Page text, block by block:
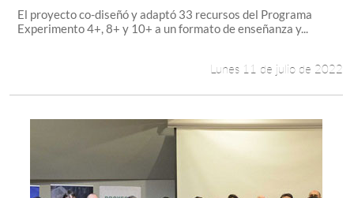
El proyecto co-diseñó y adaptó 33 recursos del Programa
Experimento 4+, 8+ y 10+ a un formato de enseñanza y...
Lunes 11 de julio de 2022